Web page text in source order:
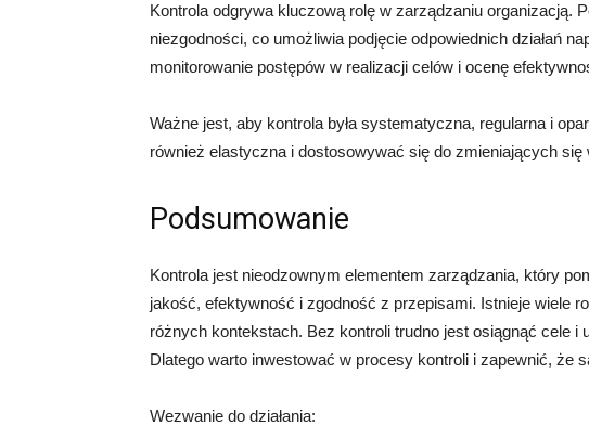
Kontrola odgrywa kluczową rolę w zarządzaniu organizacją.
niezgodności, co umożliwia podjęcie odpowiednich działań
monitorowanie postępów w realizacji celów i ocenę
Ważne jest, aby kontrola była systematyczna, regularna i
również elastyczna i dostosowywać się do zmieniających się
Podsumowanie
Kontrola jest nieodzownym elementem zarządzania, który
jakość, efektywność i zgodność z przepisami. Istnieje wiele
różnych kontekstach. Bez kontroli trudno jest osiągnąć cele
Dlatego warto inwestować w procesy kontroli i zapewnić, że
Wezwanie do działania: